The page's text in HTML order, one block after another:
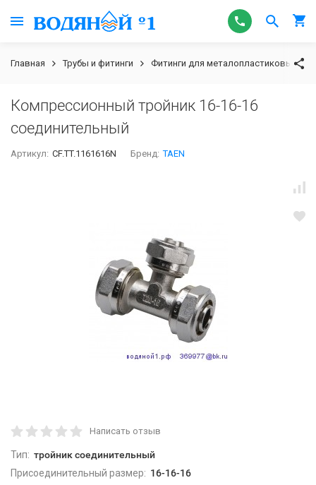
Главная Трубы и фитинги Фитинги для металопластиковых
Компрессионный тройник 16-16-16
соединительный
Артикул: CF.TT.1161616N Бренд: TAEN
Написать отзыв
Тип: тройник соединительный
Присоединительный размер: 16-16-16